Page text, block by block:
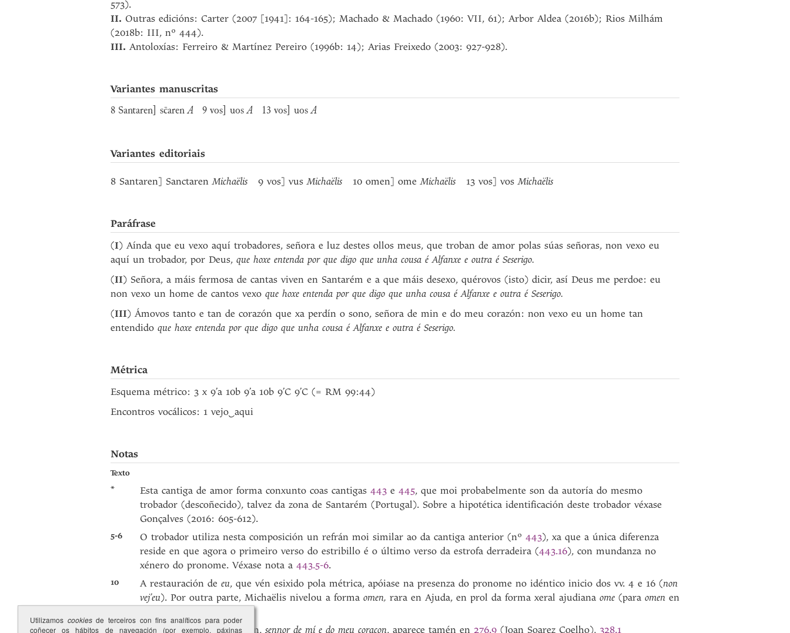
573).
II. Outras edicións: Carter (2007 [1941]: 164-165); Machado & Machado (1960: VII, 61); Arbor Aldea (2016b); Rios Milhám
(2018b: III, nº 444).
III. Antoloxías: Ferreiro & Martínez Pereiro (1996b: 14); Arias Freixedo (2003: 927-928).
Variantes manuscritas
8 Santaren] sc̄arenA 9 vos] uos A 13 vos] uosA
Variantes editoriais
8 Santaren] SanctarenMichaëlis 9 vos] vusMichaëlis 10 omen] omeMichaëlis 13 vos] vosMichaëlis
Paráfrase
(I) Aínda que eu vexo aquí trobadores, señora e luz destes ollos meus, que troban de amor polas súas señoras, non vexo eu
aquí un trobador, por Deus, que hoxe entenda por que digo que unha cousa é Alfanxe e outra é Seserigo.
(II) Señora, a máis fermosa de cantas viven en Santarém e a que máis desexo, quérovos (isto) dicir, así Deus me perdoe: eu
non vexo un home de cantos vexo que hoxe entenda por que digo que unha cousa é Alfanxe e outra é Seserigo.
(III) Ámovos tanto e tan de corazón que xa perdín o sono, señora de min e do meu corazón: non vexo eu un home tan
entendido que hoxe entenda por que digo que unha cousa é Alfanxe e outra é Seserigo.
Métrica
Esquema métrico: 3 x 9’a 10b 9’a 10b 9’C 9’C (= RM 99:44)
Encontros vocálicos: 1 vejo aqui
Notas
Texto
*
Esta cantiga de amor forma conxunto coas cantigas 443 e 445, que moi probabelmente son da autoría do mesmo
trobador (descoñecido), talvez da zona de Santarém (Portugal). Sobre a hipotética identificación deste trobador véxase
Gonçalves (2016: 605-612).
5-6 O trobador utiliza nesta composición un refrán moi similar ao da cantiga anterior (nº 443), xa que a única diferenza
reside en que agora o primeiro verso do estribillo é o último verso da estrofa derradeira (443.16), con mundanza no
xénero do pronome. Véxase nota a 443.5-6.
10 A restauración de eu, que vén esixido pola métrica, apóiase na presenza do pronome no idéntico inicio dos vv. 4 e 16 (non
vej’eu). Por outra parte, Michaëlis nivelou a forma omen, rara en Ajuda, en prol da forma xeral ajudiana ome (para omen en
15 Esta fórmula de invocación, sennor de mí e do meu coraçon, aparece tamén en 276.9 (Joan Soarez Coelho), 328.1
Utilizamos cookiesde terceiros con fins analíticos para poder
coñecer os hábitos de navegación (por exemplo, páxinas